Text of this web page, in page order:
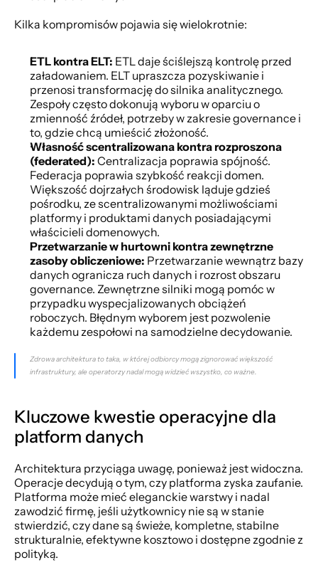
Kilka kompromisów pojawia się wielokrotnie:
ETL kontra ELT: ETL daje ściślejszą kontrolę przed
załadowaniem. ELT upraszcza pozyskiwanie i
przenosi transformację do silnika analitycznego.
Zespoły często dokonują wyboru w oparciu o
zmienność źródeł, potrzeby w zakresie governance i
to, gdzie chcą umieścić złożoność.
Własność scentralizowana kontra rozproszona
(federated): Centralizacja poprawia spójność.
Federacja poprawia szybkość reakcji domen.
Większość dojrzałych środowisk ląduje gdzieś
pośrodku, ze scentralizowanymi możliwościami
platformy i produktami danych posiadającymi
właścicieli domenowych.
Przetwarzanie w hurtowni kontra zewnętrzne
zasoby obliczeniowe: Przetwarzanie wewnątrz bazy
danych ogranicza ruch danych i rozrost obszaru
governance. Zewnętrzne silniki mogą pomóc w
przypadku wyspecjalizowanych obciążeń
roboczych. Błędnym wyborem jest pozwolenie
każdemu zespołowi na samodzielne decydowanie.
Zdrowa architektura to taka, w której odbiorcy mogą zignorować większość
infrastruktury, ale operatorzy nadal mogą widzieć wszystko, co ważne.
Kluczowe kwestie operacyjne dla
platform danych
Architektura przyciąga uwagę, ponieważ jest widoczna.
Operacje decydują o tym, czy platforma zyska zaufanie.
Platforma może mieć eleganckie warstwy i nadal
zawodzić firmę, jeśli użytkownicy nie są w stanie
stwierdzić, czy dane są świeże, kompletne, stabilne
strukturalnie, efektywne kosztowo i dostępne zgodnie z
polityką.